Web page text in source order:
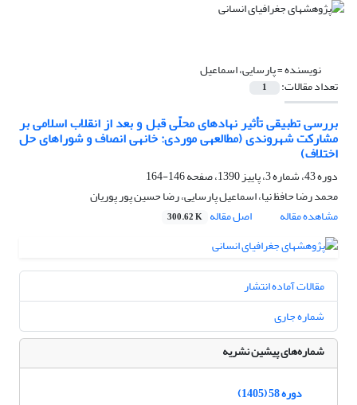
نویسنده =پارسایی، اسماعیل
تعداد مقالات: 1
بررسی تطبیقی تأثیر نهادهای محلّی قبل و بعد از انقلاب اسلامی بر
مشارکت شهروندی (مطالعه‎ی موردی: خانه‎ی انصاف و شوراهای حل
اختلاف)
دوره 43، شماره 3، پاییز 1390، صفحه
146-164
محمد رضا حافظ نیا، اسماعیل پارسایی، رضا حسین پور پوریان
مشاهده مقاله
اصل مقاله 300.62 K
مقالات آماده انتشار
شماره جاری
شماره‌های پیشین نشریه
دوره 58 (1405)